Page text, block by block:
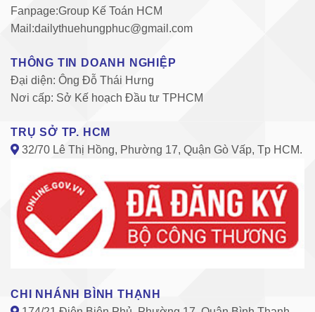
Fanpage:Group Kế Toán HCM
Mail:dailythuehungphuc@gmail.com
THÔNG TIN DOANH NGHIỆP
Đại diện: Ông Đỗ Thái Hưng
Nơi cấp: Sở Kế hoạch Đầu tư TPHCM
TRỤ SỞ TP. HCM
32/70 Lê Thị Hồng, Phường 17, Quận Gò Vấp, Tp HCM.
CHI NHÁNH BÌNH THẠNH